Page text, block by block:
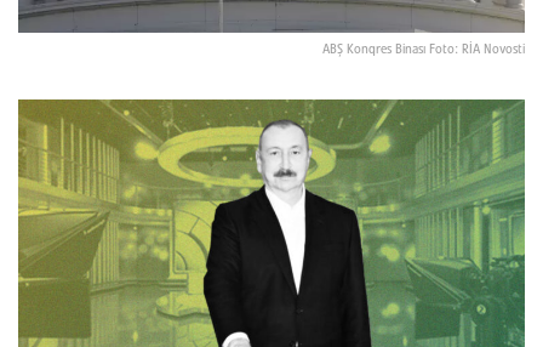
ABŞ Konqres Binası Foto: RİA Novosti